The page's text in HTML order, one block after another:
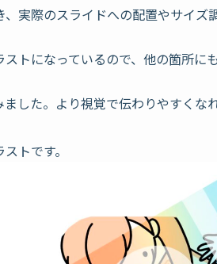
実際のスライドへの配置やサイズ
トになっているので、他の箇所に
した。より視覚で伝わりやすくな
トです。